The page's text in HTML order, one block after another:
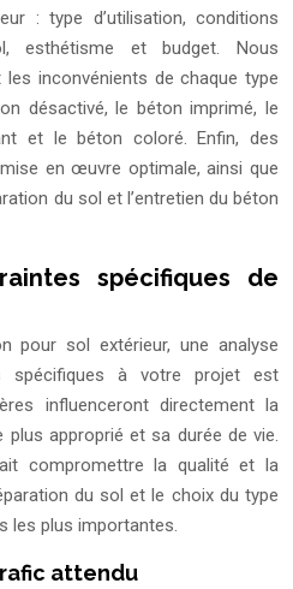
: type d’utilisation, conditions
esthétisme et budget. Nous
inconvénients de chaque type
désactivé, le béton imprimé, le
et le béton coloré. Enfin, des
en œuvre optimale, ainsi que
du sol et l’entretien du béton
spécifiques de
pour sol extérieur, une analyse
spécifiques à votre projet est
influenceront directement la
approprié et sa durée de vie.
compromettre la qualité et la
du sol et le choix du type
les plus importantes.
attendu